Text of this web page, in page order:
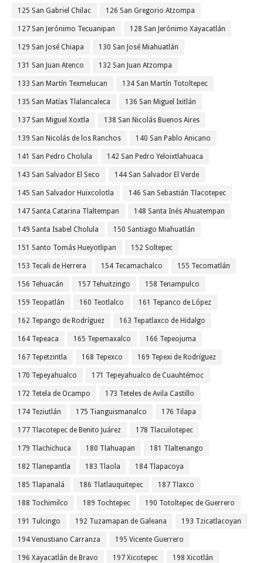
125 San Gabriel Chilac 126 San Gregorio Atzompa
127 San Jerónimo Tecuanipan 128 San Jerónimo Xayacatlán
129 San José Chiapa 130 San José Miahuatlán
131 San Juan Atenco 132 San Juan Atzompa
133 San Martín Texmelucan 134 San Martín Totoltepec
135 San Matías Tlalancaleca 136 San Miguel Ixitlán
137 San Miguel Xoxtla 138 San Nicolás Buenos Aires
139 San Nicolás de los Ranchos 140 San Pablo Anicano
141 San Pedro Cholula 142 San Pedro Yeloixtlahuaca
143 San Salvador El Seco 144 San Salvador El Verde
145 San Salvador Huixcolotla 146 San Sebastián Tlacotepec
147 Santa Catarina Tlaltempan 148 Santa Inés Ahuatempan
149 Santa Isabel Cholula 150 Santiago Miahuatlán
151 Santo Tomás Hueyotlipan 152 Soltepec
153 Tecali de Herrera 154 Tecamachalco 155 Tecomatlán
156 Tehuacán 157 Tehuitzingo 158 Tenampulco
159 Teopatlán 160 Teotlalco 161 Tepanco de López
162 Tepango de Rodríguez 163 Tepatlaxco de Hidalgo
164 Tepeaca 165 Tepemaxalco 166 Tepeojuma
167 Tepetzintla 168 Tepexco 169 Tepexi de Rodríguez
170 Tepeyahualco 171 Tepeyahualco de Cuauhtémoc
172 Tetela de Ocampo 173 Teteles de Avila Castillo
174 Teziutlán 175 Tianguismanalco 176 Tilapa
177 Tlacotepec de Benito Juárez 178 Tlacuilotepec
179 Tlachichuca 180 Tlahuapan 181 Tlaltenango
182 Tlanepantla 183 Tlaola 184 Tlapacoya
185 Tlapanalá 186 Tlatlauquitepec 187 Tlaxco
188 Tochimilco 189 Tochtepec 190 Totoltepec de Guerrero
191 Tulcingo 192 Tuzamapan de Galeana 193 Tzicatlacoyan
194 Venustiano Carranza 195 Vicente Guerrero
196 Xayacatlán de Bravo 197 Xicotepec 198 Xicotlán